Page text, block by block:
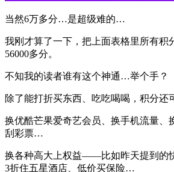
当然6万多分…是超级难的…
我刚才算了一下，把上面表格里所有积
56000多分。
不知我的读者谁有这个神通…举个手？
除了能打折买东西、吃吃喝喝，积分还
换优酷芒果爱奇艺会员、换手机流量、
刮彩票…
换各种高大上权益——比如昨天提到的
3折住五星酒店、低价买保险…